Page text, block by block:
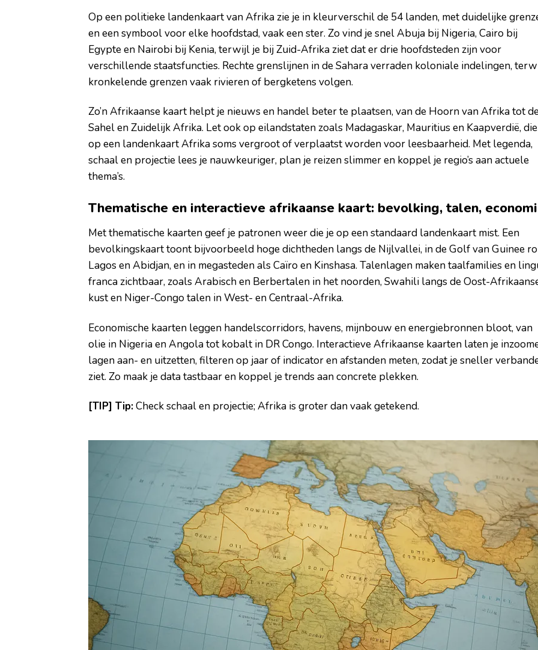
Op een politieke landenkaart van Afrika zie je in kleurverschil de 54 landen, met duidelijke
en een symbool voor elke hoofdstad, vaak een ster. Zo vind je snel Abuja bij Nigeria, Cairo bij
Egypte en Nairobi bij Kenia, terwijl je bij Zuid-Afrika ziet dat er drie hoofdsteden zijn voor
verschillende staatsfuncties. Rechte grenslijnen in de Sahara verraden koloniale indelingen,
kronkelende grenzen vaak rivieren of bergketens volgen.
Zo’n Afrikaanse kaart helpt je nieuws en handel beter te plaatsen, van de Hoorn van Afrika tot
Sahel en Zuidelijk Afrika. Let ook op eilandstaten zoals Madagaskar, Mauritius en Kaapverdië, die
op een landenkaart Afrika soms vergroot of verplaatst worden voor leesbaarheid. Met legenda,
schaal en projectie lees je nauwkeuriger, plan je reizen slimmer en koppel je regio’s aan actuele
thema’s.
Thematische en interactieve afrikaanse kaart: bevolking, talen,
Met thematische kaarten geef je patronen weer die je op een standaard landenkaart mist. Een
bevolkingskaart toont bijvoorbeeld hoge dichtheden langs de Nijlvallei, in de Golf van Guinee
Lagos en Abidjan, en in megasteden als Caïro en Kinshasa. Talenlagen maken taalfamilies en
franca zichtbaar, zoals Arabisch en Berbertalen in het noorden, Swahili langs de Oost-
kust en Niger-Congo talen in West- en Centraal-Afrika.
Economische kaarten leggen handelscorridors, havens, mijnbouw en energiebronnen bloot, van
olie in Nigeria en Angola tot kobalt in DR Congo. Interactieve Afrikaanse kaarten laten je
lagen aan- en uitzetten, filteren op jaar of indicator en afstanden meten, zodat je sneller
ziet. Zo maak je data tastbaar en koppel je trends aan concrete plekken.
[TIP] Tip:Check schaal en projectie; Afrika is groter dan vaak getekend.